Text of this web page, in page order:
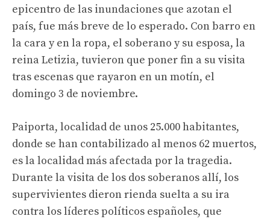
epicentro de las inundaciones que azotan el
país, fue más breve de lo esperado. Con barro en
la cara y en la ropa, el soberano y su esposa, la
reina Letizia, tuvieron que poner fin a su visita
tras escenas que rayaron en un motín, el
domingo 3 de noviembre.
Paiporta, localidad de unos 25.000 habitantes,
donde se han contabilizado al menos 62 muertos,
es la localidad más afectada por la tragedia.
Durante la visita de los dos soberanos allí, los
supervivientes dieron rienda suelta a su ira
contra los líderes políticos españoles, que